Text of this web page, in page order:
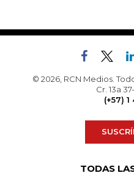
© 2026, RCN Medios.
Cr. 13a
(+57)
TODAS